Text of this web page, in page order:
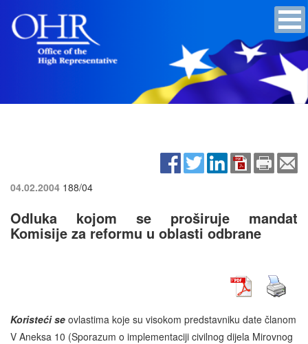
04.02.2004 188/04
Odluka kojom se proširuje mandat
Komisije za reformu u oblasti odbrane
Koristeći se ovlastima koje su visokom predstavniku date članom
V Aneksa 10 (Sporazum o implementaciji civilnog dijela Mirovnog